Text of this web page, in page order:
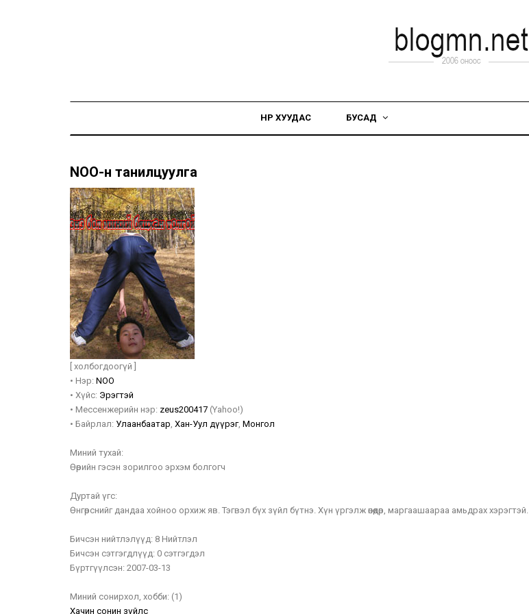
НҮҮР ХУУДАС БУСАД
NOO-н танилцуулга
[ холбогдоогүй ]
• Нэр: NOO
• Хүйс: Эрэгтэй
• Мессенжерийн нэр: zeus200417 (Yahoo!)
• Байрлал: Улаанбаатар, Хан-Уул дүүрэг, Монгол
Миний тухай:
Өөрийн гэсэн зорилгоо эрхэм болгогч
Дуртай үгс:
Өнгөрснийг дандаа хойноо орхиж яв. Тэгвэл бүх зүйл бүтнэ. Хүн үргэлж өнөөдөр, маргаашаараа амьдрах хэрэгтэй.
Бичсэн нийтлэлүүд: 8 Нийтлэл
Бичсэн сэтгэгдлүүд: 0 сэтгэгдэл
Бүртгүүлсэн: 2007-03-13
Миний сонирхол, хобби: (1)
Хачин сонин зүйлс